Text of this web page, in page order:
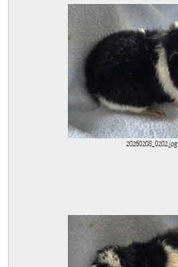
20260208_0202.jpg